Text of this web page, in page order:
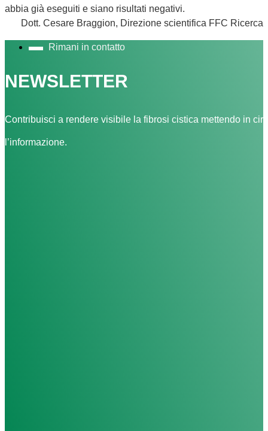
abbia già eseguiti e siano risultati negativi.
Dott. Cesare Braggion, Direzione scientifica FFC Ricerca
Rimani in contatto
NEWSLETTER
Contribuisci a rendere visibile la fibrosi cistica mettendo in
l’informazione.